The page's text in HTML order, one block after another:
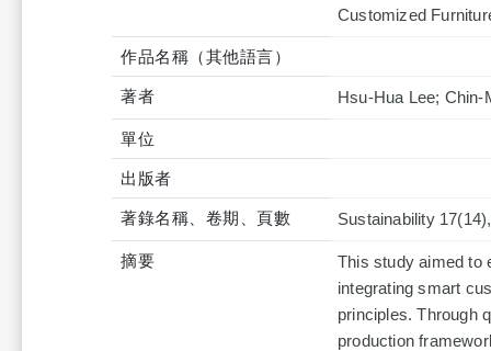
Customized
作品名稱（其他語言）
著者 Hsu-Hua Lee; Chin-
單位
出版者
著錄名稱、卷期、頁數 Sustainability
摘要
This study aimed to
integrating smart
principles. Through
production